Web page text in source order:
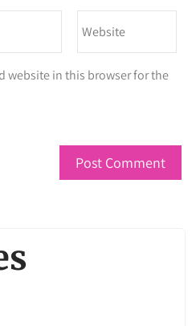
website in this browser for the